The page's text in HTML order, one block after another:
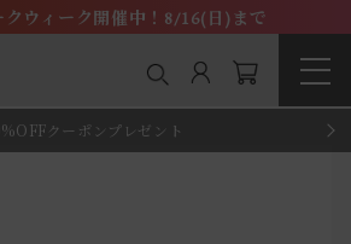
クーポンプレゼント
クウィーク開催中！8/16(日)まで